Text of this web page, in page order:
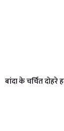
बांदा के चर्चित दोहरे